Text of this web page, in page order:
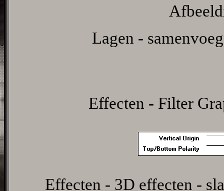
Lagen -
Effecten - Filter
Effecten - 3D effecten -